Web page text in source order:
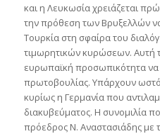
και η Λευκωσία χρειάζεται
την πρόθεση των Βρυξελλών
Τουρκία στη σφαίρα του
τιμωρητικών κυρώσεων. Αυτή
ευρωπαϊκή προσωπικότητα να
πρωτοβουλίας. Υπάρχουν
κυρίως η Γερμανία που
διακυβεύματος. Η συνομιλία
πρόεδρος Ν. Αναστασιάδης με